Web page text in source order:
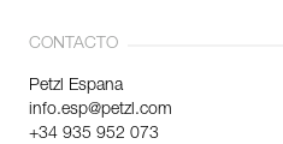
CONTACTO
Petzl Espana
info.esp@petzl.com
+34 935 952 073